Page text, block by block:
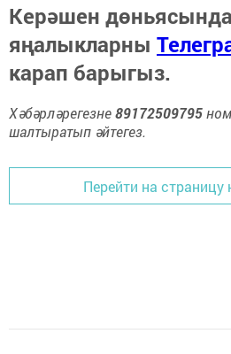
Керәшен
яңалыкларны
карап барыгыз.
Хәбәрләрегезне89172509795
шалтыратып әйтегез.
Перейти на страницу